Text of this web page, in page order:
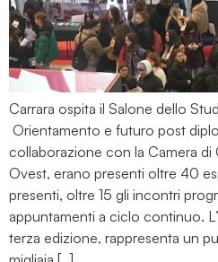
Carrara ospita il Salone dello
Orientamento e futuro post
collaborazione con la Camera
Ovest, erano presenti oltre 40
presenti, oltre 15 gli incontri
appuntamenti a ciclo continuo.
terza edizione, rappresenta un